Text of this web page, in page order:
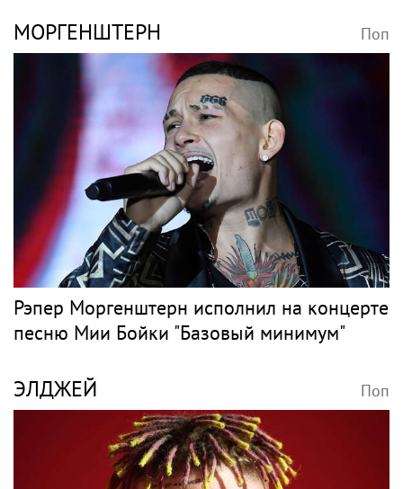
МОРГЕНШТЕРН Поп
Рэпер Моргенштерн исполнил на концерте
песню Мии Бойки "Базовый минимум"
ЭЛДЖЕЙ Поп